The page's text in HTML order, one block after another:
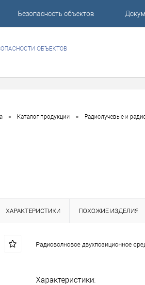
Безопасность объектов
ОБЪЕКТОВ
• Каталог продукции • Радиолучевые и
ХАРАКТЕРИСТИКИ ПОХОЖИЕ ИЗДЕЛИЯ
Радиоволновое двухпозиционное
Характеристики: